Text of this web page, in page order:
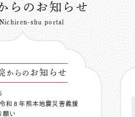
らのお知らせ
shu portal
からの お知らせ
令和８年熊本地震災害義援
願い